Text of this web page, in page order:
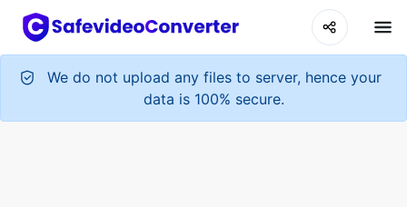
We do not upload any files to server, hence your
data is 100% secure.